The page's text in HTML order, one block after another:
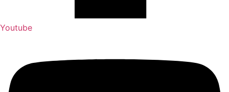
Youtube